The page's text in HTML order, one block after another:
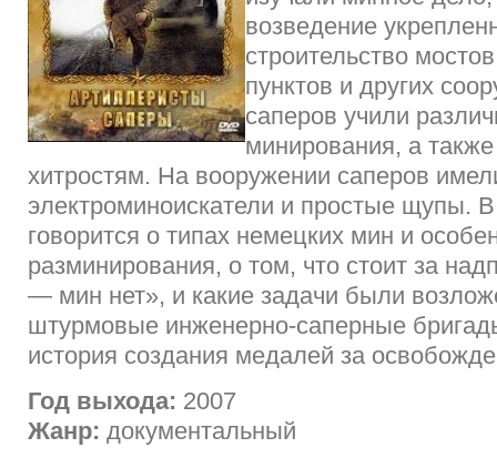
возведение
строительство
пунктов и других
саперов учили
минирования, а
хитростям. На вооружении саперов
электроминоискатели и простые щупы.
говорится о типах немецких мин и
разминирования, о том, что стоит за
— мин нет», и какие задачи были
штурмовые инженерно-саперные
история создания медалей за
Год выхода: 2007
Жанр: документальный